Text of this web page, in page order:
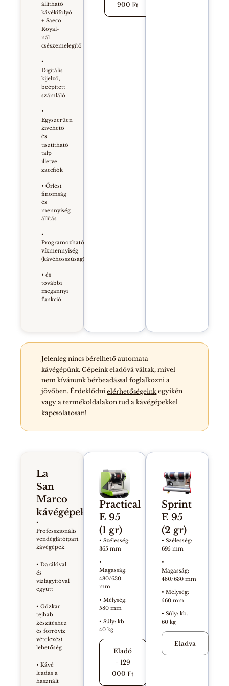
900 Ft
állítható
kávékifolyó
+ Saeco
Royal-
nál
csészemelegítő
•
Digitális
kijelző,
beépített
számláló
•
Egyszerűen
kivehető
és
tisztítható
talp
illetve
zaccfiók
• Őrlési
finomság
és
mennyiség
állítás
•
Programozható
vízmennyiség
(kávéhosszúság)
• és
további
megannyi
funkció
Jelenleg nincs bérelhető automata
kávégépünk. Gépeink eladóvá váltak, mivel
nem kívánunk bérbeadással foglalkozni a
jövőben. Érdeklődnielérhetőségeinkegyikén
vagy a termékoldalakon tud a kávégépekkel
kapcsolatosan!
La
San
Marco
kávégépek
•
Professzionális
vendéglátóipari
kávégépek
• Darálóval
és
vízlágyítóval
együtt
• Gőzkar
tejhab
készítéshez
és forróvíz
vételezési
lehetőség
• Kávé
leadás a
használt
Practical
E 95
(1 gr)
• Szélesség:
365 mm
•
Magasság:
480/630
mm
• Mélység:
580 mm
• Súly: kb.
40 kg
Eladó
- 129
000 Ft
Sprint
E 95
(2 gr)
•Szélesség:
695 mm
•
Magasság:
480/630 mm
•Mélység:
560 mm
• Súly: kb.
60 kg
Eladva